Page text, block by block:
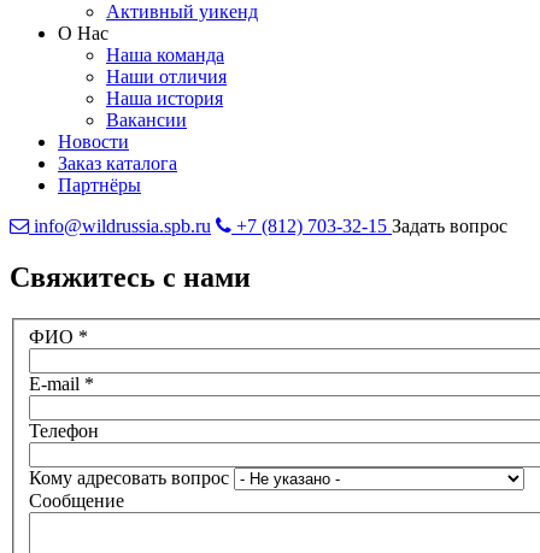
Активный уикенд
О Нас
Наша команда
Наши отличия
Наша история
Вакансии
Новости
Заказ каталога
Партнёры
info@wildrussia.spb.ru
+7 (812) 703-32-15 Задать вопрос
Свяжитесь с нами
ФИО *
E-mail *
Телефон
Кому адресовать вопрос
Сообщение